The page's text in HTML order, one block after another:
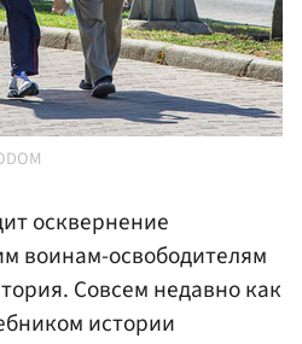
осквернение
воинам-освободителям
Совсем недавно как
истории